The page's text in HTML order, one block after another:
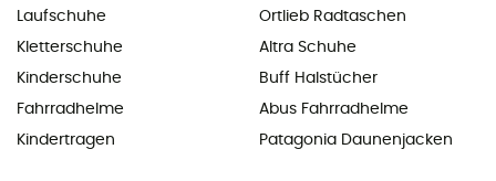
Laufschuhe
Kletterschuhe
Kinderschuhe
Fahrradhelme
Kindertragen
Ortlieb Radtaschen
Altra Schuhe
Buff Halstücher
Abus Fahrradhelme
Patagonia Daunenjacken